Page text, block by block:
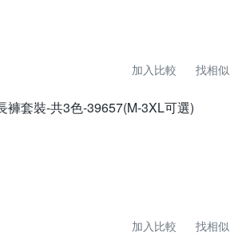
加入比較 找相似
套裝-共3色-39657(M-3XL可選)
加入比較 找相似